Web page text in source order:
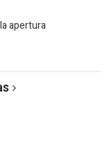
apertura